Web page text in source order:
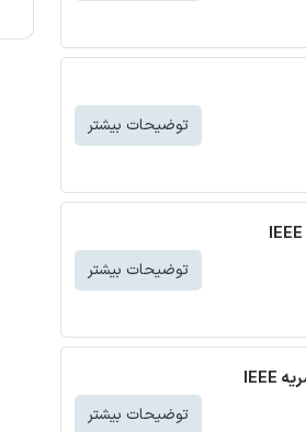
توضیحات بیشتر
توضیحات بیشتر
توضیحات بیشتر